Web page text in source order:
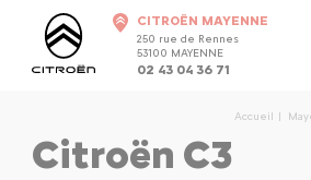
CITROËN MAYENNE
250 rue de Rennes
53100 MAYENNE
02 43 04 36 71
Accueil
Citroën C3